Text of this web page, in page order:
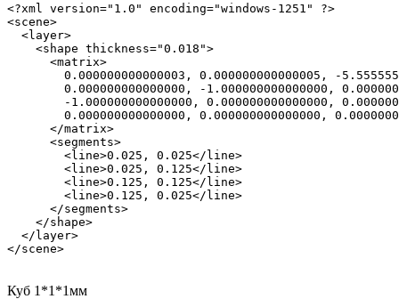
<?xml version="1.0" encoding="windows-1251" ?>
<scene>
  <layer>
    <shape thickness="0.018">
      <matrix>
0.000000000000003, 0.000000000000005, -
0.000000000000000, -1.000000000000000,
-1.000000000000000, 0.000000000000000,
0.000000000000000, 0.000000000000000,
      </matrix>
      <segments>
        <line>0.025, 0.025</line>
        <line>0.025, 0.125</line>
        <line>0.125, 0.125</line>
        <line>0.125, 0.025</line>
      </segments>
    </shape>
  </layer>
</scene>
Куб 1*1*1мм